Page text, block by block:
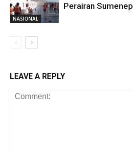
NASIONAL
Perairan Sumenep
LEAVE A REPLY